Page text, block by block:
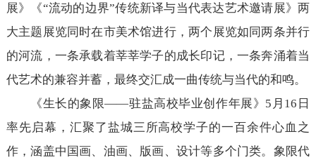
展》《“流动的边界”传统新译与当代表达艺术邀请展》两
大主题展览同时在市美术馆进行，两个展览如同两条并行
的河流，一条承载着莘莘学子的成长印记，一条奔涌着当
代艺术的兼容并蓄，最终交汇成一曲传统与当代的和鸣。
《生长的象限——驻盐高校毕业创作年展》5月16日
率先启幕，汇聚了盐城三所高校学子的一百余件心血之
作，涵盖中国画、油画、版画、设计等多个门类。象限代